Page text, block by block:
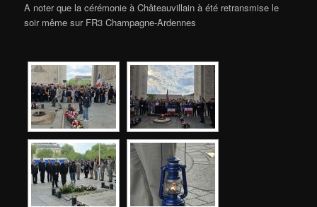
A noter que la cérémonie à Châteauvillain à été retransmise le
soir même sur FR3 Champagne-Ardennes